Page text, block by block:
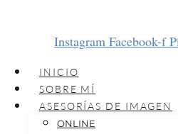
Instagram Facebook-f
INICIO
SOBRE MÍ
ASESORÍAS DE IMAGEN
ONLINE